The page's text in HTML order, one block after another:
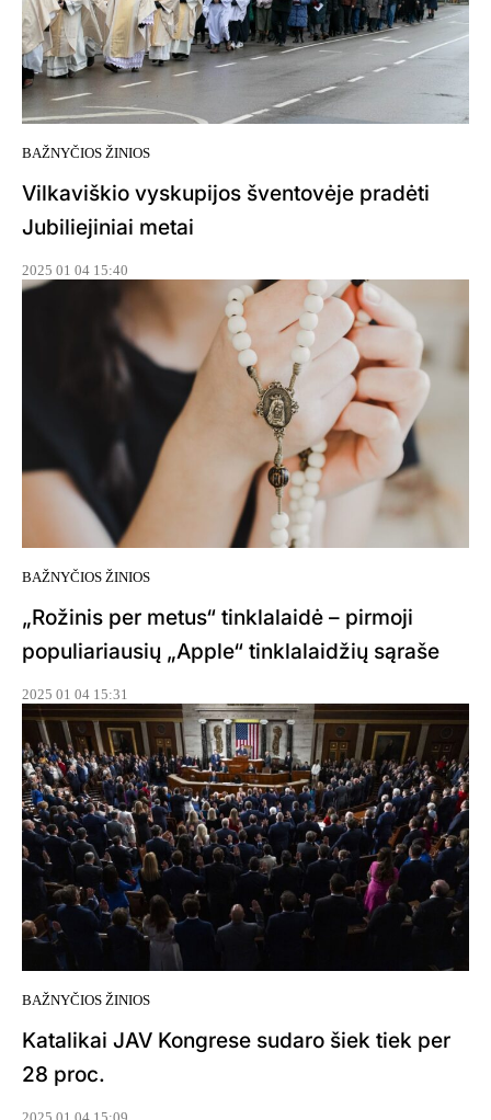
BAŽNYČIOS ŽINIOS
Vilkaviškio vyskupijos šventovėje pradėti
Jubiliejiniai metai
2025 01 04 15:40
BAŽNYČIOS ŽINIOS
„Rožinis per metus“ tinklalaidė – pirmoji
populiariausių „Apple“ tinklalaidžių sąraše
2025 01 04 15:31
BAŽNYČIOS ŽINIOS
Katalikai JAV Kongrese sudaro šiek tiek per
28 proc.